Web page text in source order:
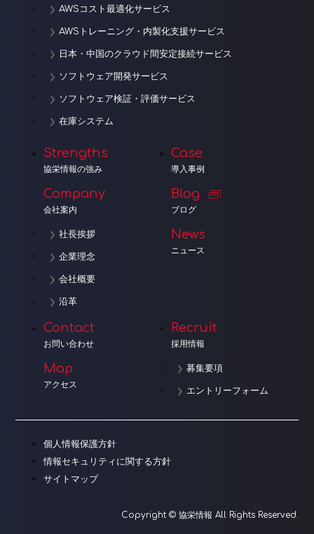
AWSコスト最適化サービス
AWSトレーニング・内製化支援サービス
日本・中国のクラウド間安定接続サービス
ソフトウェア開発サービス
ソフトウェア検証・評価サービス
在庫システム
Strengths
協栄情報の強み
Company
会社案内
社長挨拶
企業理念
会社概要
沿革
Case
導入事例
Blog
ブログ
News
ニュース
Contact
お問い合わせ
Map
アクセス
Recruit
採用情報
募集要項
エントリーフォーム
個人情報保護方針
情報セキュリティに関する方針
サイトマップ
Copyright © 協栄情報 All Rights Reserved.